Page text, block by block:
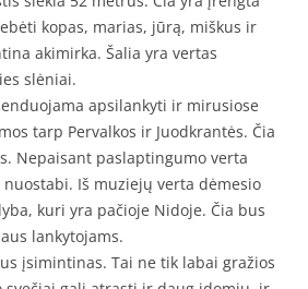
kopas, marias, jūrą, miškus ir
akimirka. Šalia yra vertas
slėniai.
apsilankyti ir mirusiose
tarp Pervalkos ir Juodkrantės. Čia
Nepaisant paslaptingumo verta
nuostabi. Iš muziejų verta dėmesio
kuri yra pačioje Nidoje. Čia bus
lankytojams.
įsimintinas. Tai ne tik labai gražios